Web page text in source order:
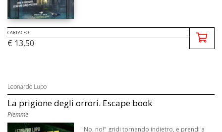
CARTACEO
€ 13,50
Leonardo Lupo
La prigione degli orrori. Escape book
Piemme
"No, no!" gridi tornando indietro, e prendi a